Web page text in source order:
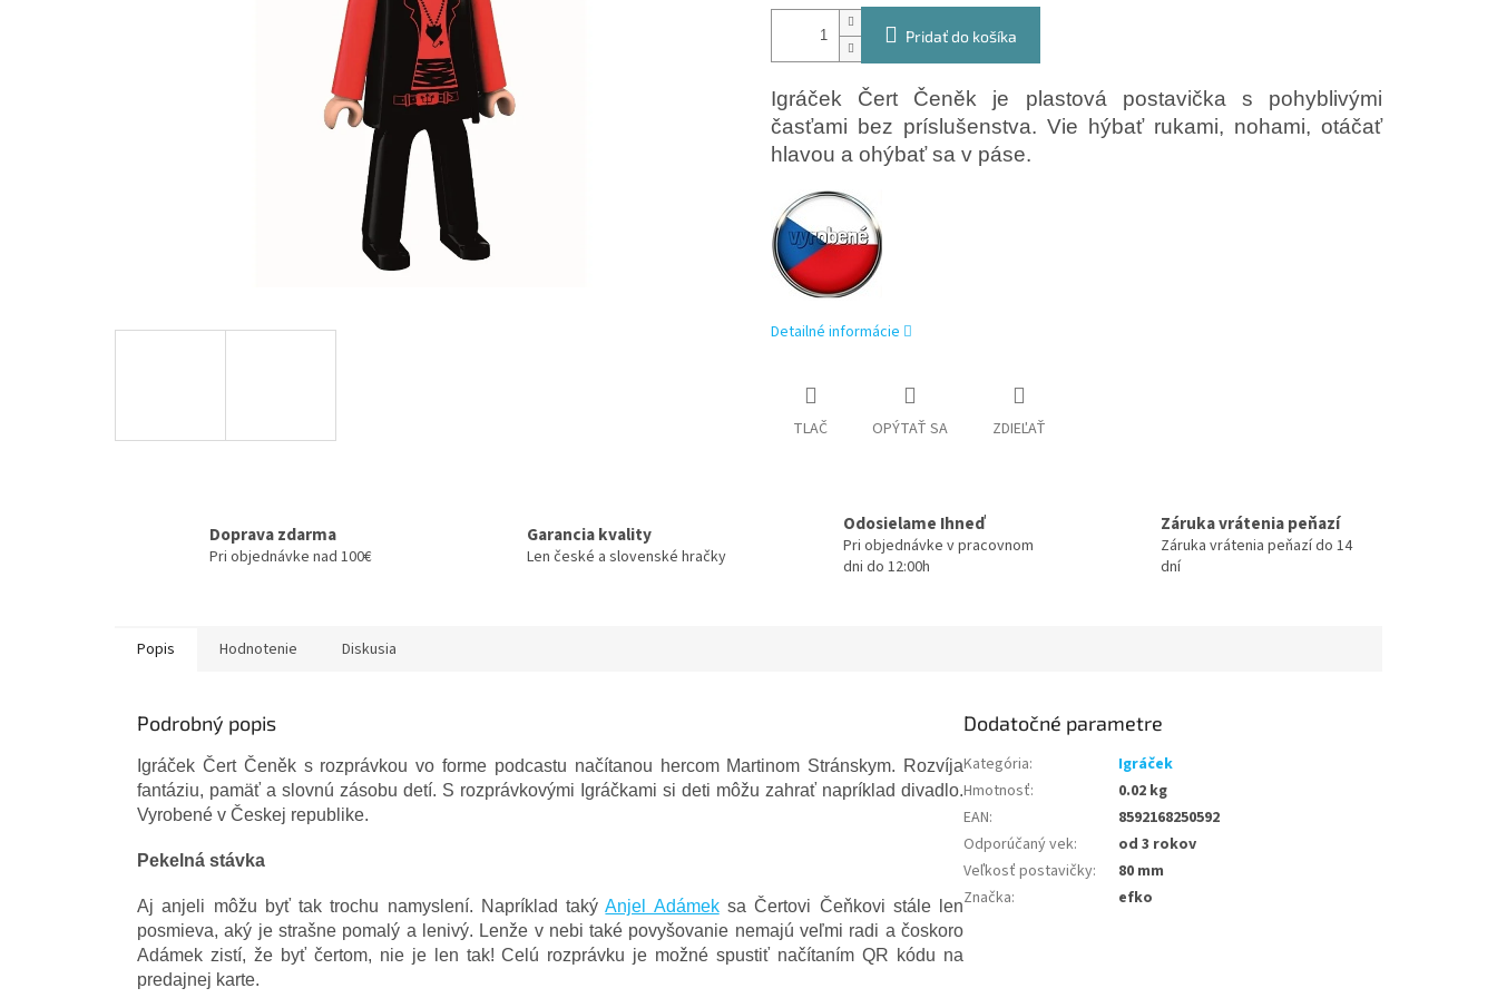
Pridať do košíka
Igráček Čert Čeněk je plastová postavička s pohyblivými
časťami bez príslušenstva. Vie hýbať rukami, nohami, otáčať
hlavou a ohýbať sa v páse.
Detailné informácie
TLAČ OPÝTAŤ SA ZDIEĽAŤ
Doprava zdarma
Pri objednávke nad 100€
Garancia kvality
Len české a slovenské hračky
Odosielame Ihneď
Pri objednávke v pracovnom
dni do 12:00h
Záruka vrátenia peňazí
Záruka vrátenia peňazí do 14
dní
Popis Hodnotenie Diskusia
Podrobný popis
Igráček Čert Čeněk s rozprávkou vo forme podcastu načítanou hercom Martinom Stránskym. Rozvíja
fantáziu, pamäť a slovnú zásobu detí. S rozprávkovými Igráčkami si deti môžu zahrať napríklad divadlo.
Vyrobené v Českej republike.
Pekelná stávka
Aj anjeli môžu byť tak trochu namyslení. Napríklad takýAnjel Adámeksa Čertovi Čeňkovi stále len
posmieva, aký je strašne pomalý a lenivý. Lenže v nebi také povyšovanie nemajú veľmi radi a čoskoro
Adámek zistí, že byť čertom, nie je len tak! Celú rozprávku je možné spustiť načítaním QR kódu na
predajnej karte.
Dodatočné parametre
Kategória:
Igráček
Hmotnosť:
0.02 kg
EAN:
8592168250592
Odporúčaný vek:
od 3 rokov
Veľkosť postavičky:
80 mm
Značka: efko